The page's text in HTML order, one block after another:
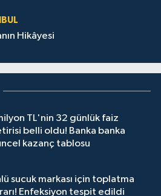
Hikâyesi
TL'nin 32 günlük faiz
belli oldu! Banka banka
kazanç tablosu
sucuk markası için toplatma
Enfeksiyon tespit edildi